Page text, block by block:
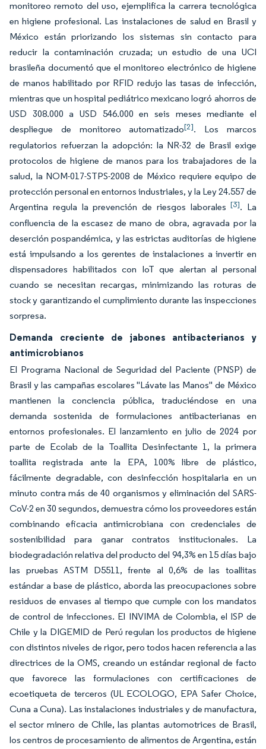
monitoreo remoto del uso, ejemplifica la carrera tecnológica
en higiene profesional. Las instalaciones de salud en Brasil y
México están priorizando los sistemas sin contacto para
reducir la contaminación cruzada; un estudio de una UCI
brasileña documentó que el monitoreo electrónico de higiene
de manos habilitado por RFID redujo las tasas de infección,
mientras que un hospital pediátrico mexicano logró ahorros de
USD 308.000 a USD 546.000 en seis meses mediante el
despliegue de monitoreo automatizado[2]. Los marcos
regulatorios refuerzan la adopción: la NR-32 de Brasil exige
protocolos de higiene de manos para los trabajadores de la
salud, la NOM-017-STPS-2008 de México requiere equipo de
protección personal en entornos industriales, y la Ley 24.557 de
Argentina regula la prevención de riesgos laborales[3]. La
confluencia de la escasez de mano de obra, agravada por la
deserción pospandémica, y las estrictas auditorías de higiene
está impulsando a los gerentes de instalaciones a invertir en
dispensadores habilitados con IoT que alertan al personal
cuando se necesitan recargas, minimizando las roturas de
stock y garantizando el cumplimiento durante las inspecciones
sorpresa.
Demanda creciente de jabones antibacterianos y
antimicrobianos
El Programa Nacional de Seguridad del Paciente (PNSP) de
Brasil y las campañas escolares "Lávate las Manos" de México
mantienen la conciencia pública, traduciéndose en una
demanda sostenida de formulaciones antibacterianas en
entornos profesionales. El lanzamiento en julio de 2024 por
parte de Ecolab de la Toallita Desinfectante 1, la primera
toallita registrada ante la EPA, 100% libre de plástico,
fácilmente degradable, con desinfección hospitalaria en un
minuto contra más de 40 organismos y eliminación del SARS-
CoV-2 en 30 segundos, demuestra cómo los proveedores están
combinando eficacia antimicrobiana con credenciales de
sostenibilidad para ganar contratos institucionales. La
biodegradación relativa del producto del 94,3% en 15 días bajo
las pruebas ASTM D5511, frente al 0,6% de las toallitas
estándar a base de plástico, aborda las preocupaciones sobre
residuos de envases al tiempo que cumple con los mandatos
de control de infecciones. El INVIMA de Colombia, el ISP de
Chile y la DIGEMID de Perú regulan los productos de higiene
con distintos niveles de rigor, pero todos hacen referencia a las
directrices de la OMS, creando un estándar regional de facto
que favorece las formulaciones con certificaciones de
ecoetiqueta de terceros (UL ECOLOGO, EPA Safer Choice,
Cuna a Cuna). Las instalaciones industriales y de manufactura,
el sector minero de Chile, las plantas automotrices de Brasil,
los centros de procesamiento de alimentos de Argentina, están